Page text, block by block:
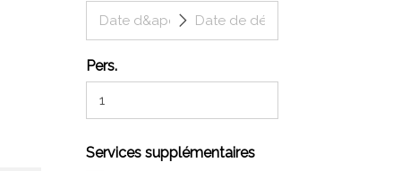
Pers.
Services supplémentaires